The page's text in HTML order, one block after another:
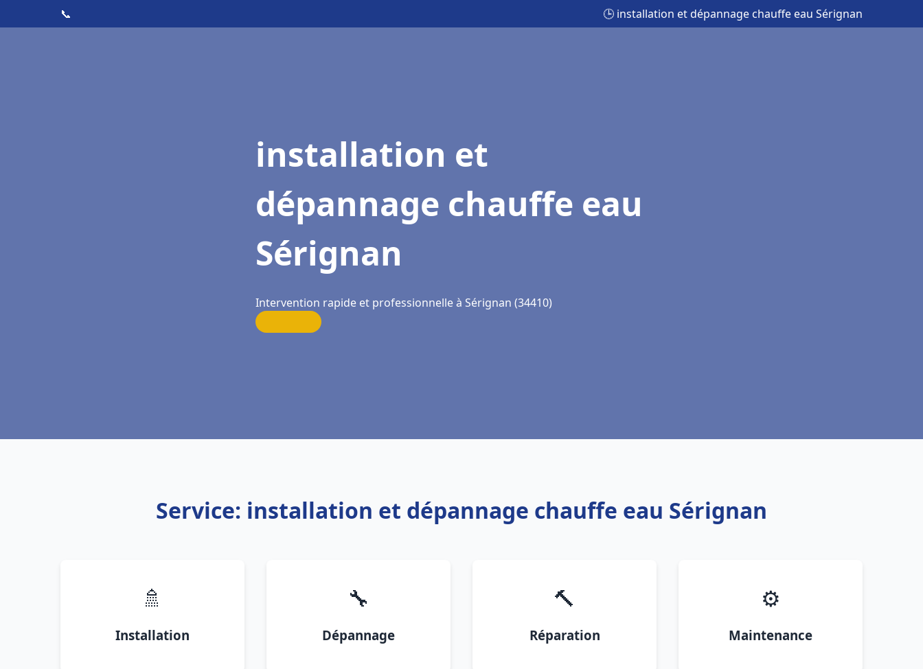
📞 🕒 installation et dépannage chauffe eau Sérignan
installation et
dépannage chauffe eau
Sérignan
Intervention rapide et professionnelle à Sérignan (34410)
Service: installation et dépannage chauffe eau Sérignan
🚿
Installation
🔧
Dépannage
🔨
Réparation
⚙️
Maintenance